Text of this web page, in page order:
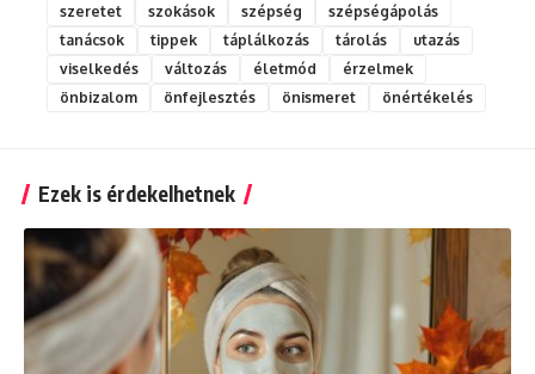
szeretet
szokások szépség
szépségápolás
tanácsok
tippek táplálkozás tárolás
utazás
viselkedés
változás életmód
érzelmek
önbizalom
önfejlesztés önismeret önértékelés
Ezek is érdekelhetnek